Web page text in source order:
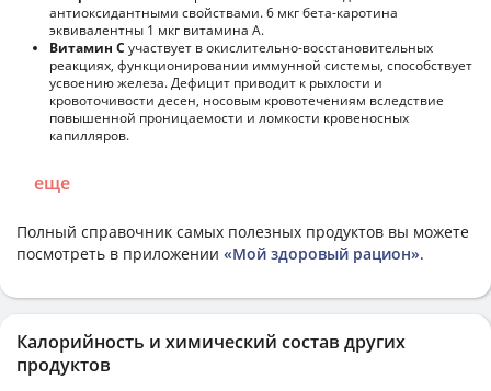
антиоксидантными свойствами. 6 мкг бета-каротина
эквивалентны 1 мкг витамина А.
Витамин С участвует в окислительно-восстановительных
реакциях, функционировании иммунной системы, способствует
усвоению железа. Дефицит приводит к рыхлости и
кровоточивости десен, носовым кровотечениям вследствие
повышенной проницаемости и ломкости кровеносных
капилляров.
еще
Полный справочник самых полезных продуктов вы можете
посмотреть в приложении «Мой здоровый рацион».
Калорийность и химический состав других
продуктов